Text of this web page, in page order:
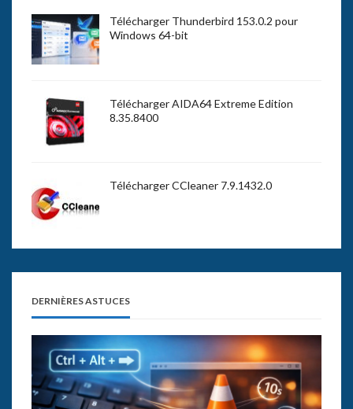
Télécharger Thunderbird 153.0.2 pour
Windows 64-bit
Télécharger AIDA64 Extreme Edition
8.35.8400
Télécharger CCleaner 7.9.1432.0
DERNIÈRES ASTUCES